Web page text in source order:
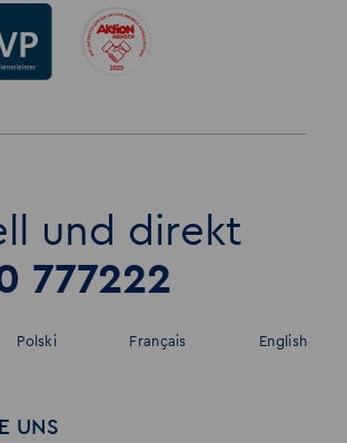
und direkt
777222
Polski Français English
UNS